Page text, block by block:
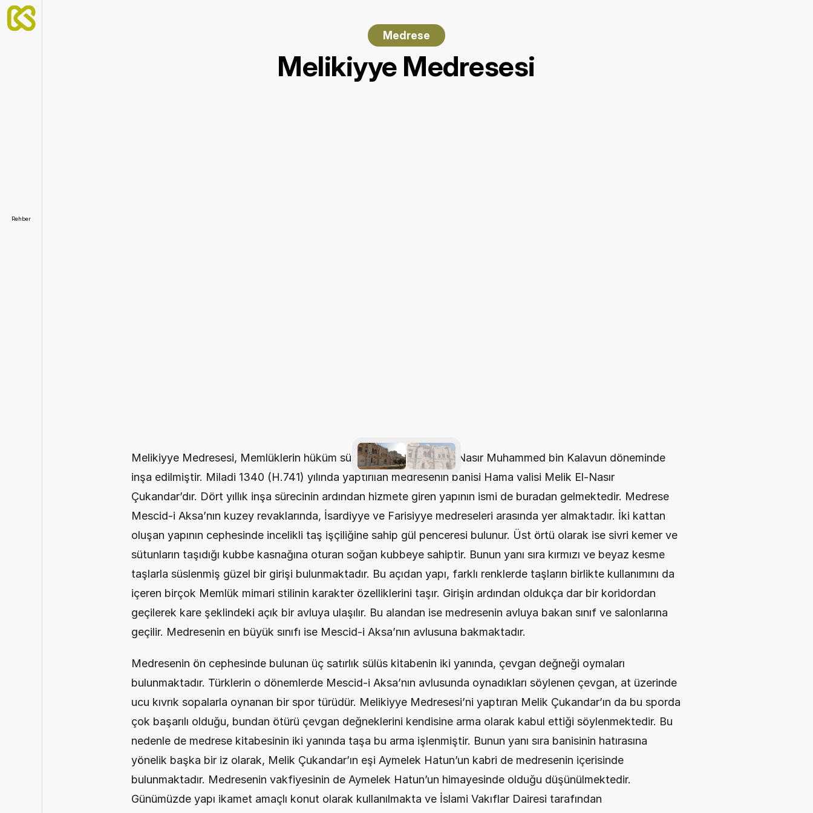
Medrese
Melikiyye Medresesi
Melikiyye Medresesi, Memlüklerin hüküm sürdüğü yıllarda Sultan Nasır Muhammed bin Kalavun döneminde
inşa edilmiştir. Miladi 1340 (H.741) yılında yaptırılan medresenin banisi Hama valisi Melik El-Nasır
Çukandar’dır. Dört yıllık inşa sürecinin ardından hizmete giren yapının ismi de buradan gelmektedir. Medrese
Mescid-i Aksa’nın kuzey revaklarında, İsardiyye ve Farisiyye medreseleri arasında yer almaktadır. İki kattan
oluşan yapının cephesinde incelikli taş işçiliğine sahip gül penceresi bulunur. Üst örtü olarak ise sivri kemer ve
sütunların taşıdığı kubbe kasnağına oturan soğan kubbeye sahiptir. Bunun yanı sıra kırmızı ve beyaz kesme
taşlarla süslenmiş güzel bir girişi bulunmaktadır. Bu açıdan yapı, farklı renklerde taşların birlikte kullanımını da
içeren birçok Memlük mimari stilinin karakter özelliklerini taşır. Girişin ardından oldukça dar bir koridordan
geçilerek kare şeklindeki açık bir avluya ulaşılır. Bu alandan ise medresenin avluya bakan sınıf ve salonlarına
geçilir. Medresenin en büyük sınıfı ise Mescid-i Aksa’nın avlusuna bakmaktadır.
Medresenin ön cephesinde bulunan üç satırlık sülüs kitabenin iki yanında, çevgan değneği oymaları
bulunmaktadır. Türklerin o dönemlerde Mescid-i Aksa’nın avlusunda oynadıkları söylenen çevgan, at üzerinde
ucu kıvrık sopalarla oynanan bir spor türüdür. Melikiyye Medresesi’ni yaptıran Melik Çukandar’ın da bu sporda
çok başarılı olduğu, bundan ötürü çevgan değneklerini kendisine arma olarak kabul ettiği söylenmektedir. Bu
nedenle de medrese kitabesinin iki yanında taşa bu arma işlenmiştir. Bunun yanı sıra banisinin hatırasına
yönelik başka bir iz olarak, Melik Çukandar’ın eşi Aymelek Hatun’un kabri de medresenin içerisinde
bulunmaktadır. Medresenin vakfiyesinin de Aymelek Hatun’un himayesinde olduğu düşünülmektedir.
Günümüzde yapı ikamet amaçlı konut olarak kullanılmakta ve İslami Vakıflar Dairesi tarafından
Rehber